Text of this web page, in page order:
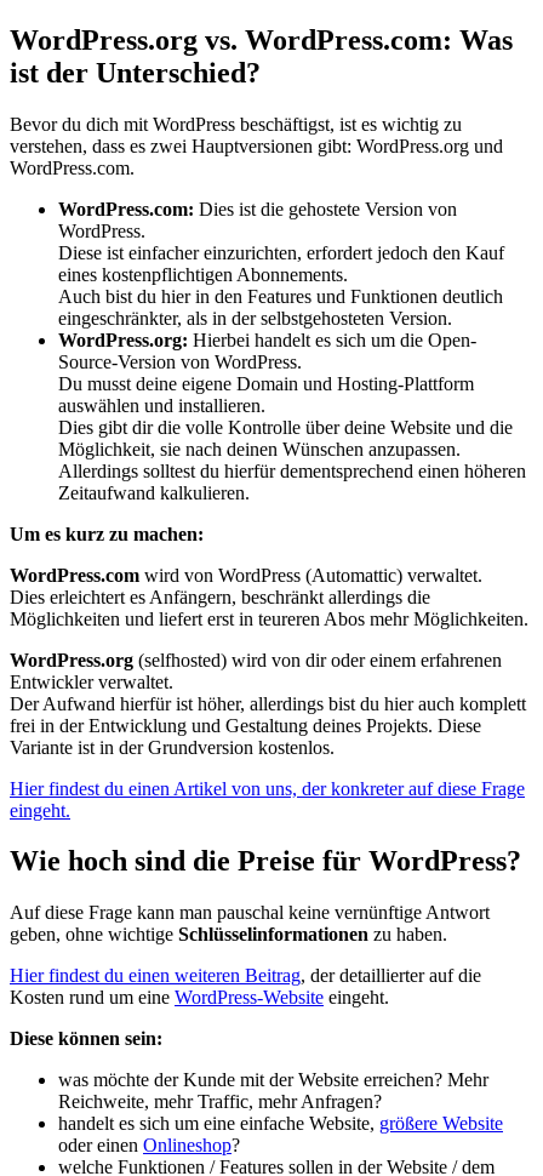
WordPress.org vs. WordPress.com: Was
ist der Unterschied?
Bevor du dich mit WordPress beschäftigst, ist es wichtig zu
verstehen, dass es zwei Hauptversionen gibt: WordPress.org und
WordPress.com.
WordPress.com: Dies ist die gehostete Version von
WordPress.
Diese ist einfacher einzurichten, erfordert jedoch den Kauf
eines kostenpflichtigen Abonnements.
Auch bist du hier in den Features und Funktionen deutlich
eingeschränkter, als in der selbstgehosteten Version.
WordPress.org: Hierbei handelt es sich um die Open-
Source-Version von WordPress.
Du musst deine eigene Domain und Hosting-Plattform
auswählen und installieren.
Dies gibt dir die volle Kontrolle über deine Website und die
Möglichkeit, sie nach deinen Wünschen anzupassen.
Allerdings solltest du hierfür dementsprechend einen höheren
Zeitaufwand kalkulieren.
Um es kurz zu machen:
WordPress.com wird von WordPress (Automattic) verwaltet.
Dies erleichtert es Anfängern, beschränkt allerdings die
Möglichkeiten und liefert erst in teureren Abos mehr Möglichkeiten.
WordPress.org (selfhosted) wird von dir oder einem erfahrenen
Entwickler verwaltet.
Der Aufwand hierfür ist höher, allerdings bist du hier auch komplett
frei in der Entwicklung und Gestaltung deines Projekts. Diese
Variante ist in der Grundversion kostenlos.
Hier findest du einen Artikel von uns, der konkreter auf diese Frage
eingeht.
Wie hoch sind die Preise für WordPress?
Auf diese Frage kann man pauschal keine vernünftige Antwort
geben, ohne wichtige Schlüsselinformationen zu haben.
Hier findest du einen weiteren Beitrag, der detaillierter auf die
Kosten rund um eine WordPress-Website eingeht.
Diese können sein:
was möchte der Kunde mit der Website erreichen? Mehr
Reichweite, mehr Traffic, mehr Anfragen?
handelt es sich um eine einfache Website, größere Website
oder einen Onlineshop?
welche Funktionen / Features sollen in der Website / dem